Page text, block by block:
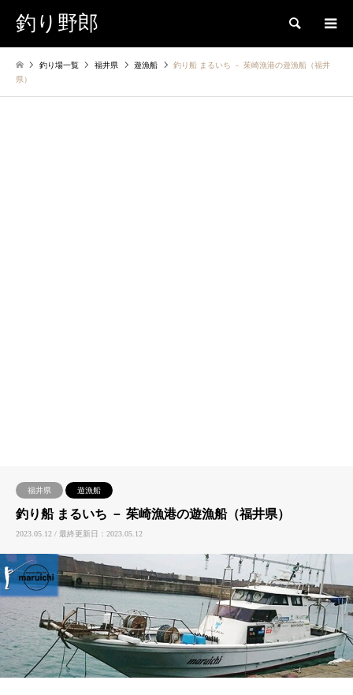
釣り野郎 検索
釣り場一覧 福井県 遊漁船
釣り船 まるいち － 茱崎漁港の遊漁船（福井
県）
福井県 遊漁船
釣り船 まるいち － 茱崎漁港の遊漁船（福井県）
2023.05.12 / 最終更新日：2023.05.12